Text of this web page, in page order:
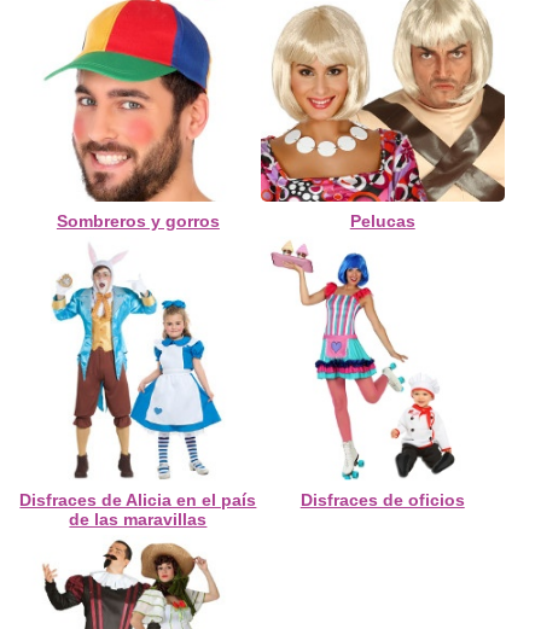
Sombreros y gorros Pelucas
Disfraces de Alicia en el país
de las maravillas
Disfraces de oficios